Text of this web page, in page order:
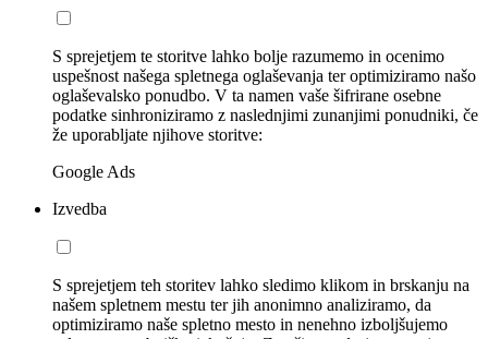
S sprejetjem te storitve lahko bolje razumemo in ocenimo
uspešnost našega spletnega oglaševanja ter optimiziramo našo
oglaševalsko ponudbo. V ta namen vaše šifrirane osebne
podatke sinhroniziramo z naslednjimi zunanjimi ponudniki, če
že uporabljate njihove storitve:
Google Ads
Izvedba
S sprejetjem teh storitev lahko sledimo klikom in brskanju na
našem spletnem mestu ter jih anonimno analiziramo, da
optimiziramo naše spletno mesto in nenehno izboljšujemo